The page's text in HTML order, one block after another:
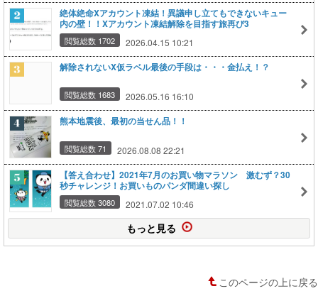
絶体絶命Xアカウント凍結！異議申し立てもできないキュー
内の壁！！Xアカウント凍結解除を目指す旅再び3
閲覧総数 1702 2026.04.15 10:21
解除されないX仮ラベル最後の手段は・・・金払え！？
閲覧総数 1683 2026.05.16 16:10
熊本地震後、最初の当せん品！！
閲覧総数 71 2026.08.08 22:21
【答え合わせ】2021年7月のお買い物マラソン 激むず？30
秒チャレンジ！お買いものパンダ間違い探し
閲覧総数 3080 2021.07.02 10:46
もっと見る
このページの上に戻る